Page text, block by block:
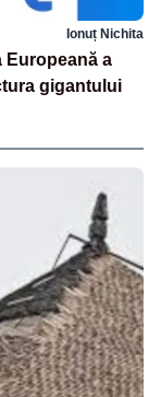
Ionuț Nichita
Europeană a
gigantului